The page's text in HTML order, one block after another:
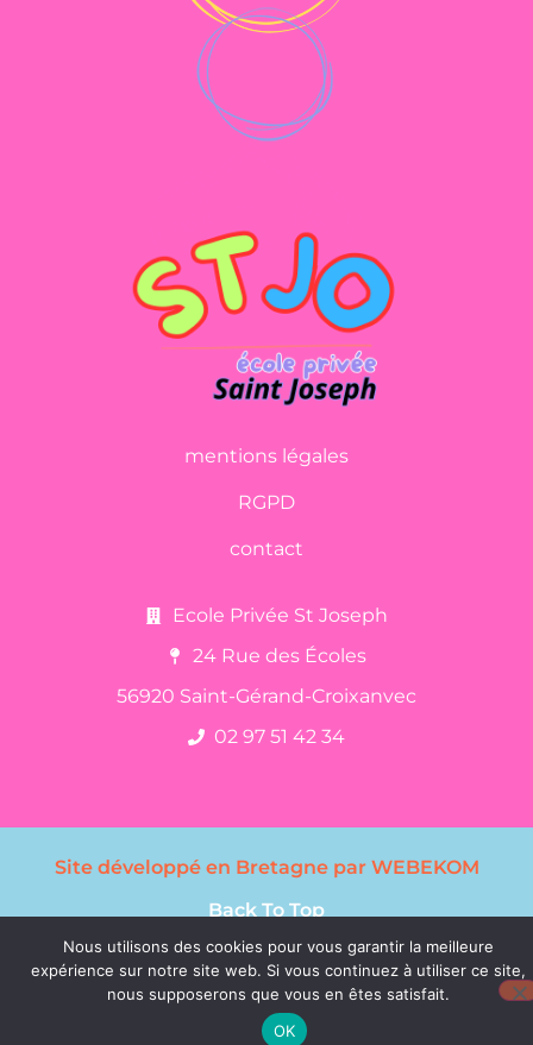
mentions légales
RGPD
contact
Ecole Privée St Joseph
24 Rue des Écoles
56920 Saint-Gérand-Croixanvec
02 97 51 42 34
Site développé en Bretagne par WEBEKOM
Back To Top
Nous utilisons des cookies pour vous garantir la meilleure
expérience sur notre site web. Si vous continuez à utiliser ce site,
nous supposerons que vous en êtes satisfait.
OK